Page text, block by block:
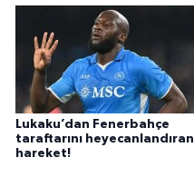
Lukaku’dan Fenerbahçe
taraftarını heyecanlandıran
hareket!